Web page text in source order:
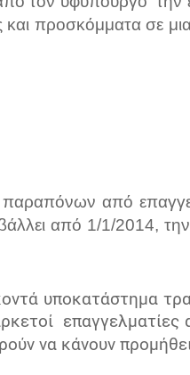
και προσκόμματα σε
παραπόνων από
από 1/1/2014, την
υποκατάστημα
επαγγελματίες
να κάνουν